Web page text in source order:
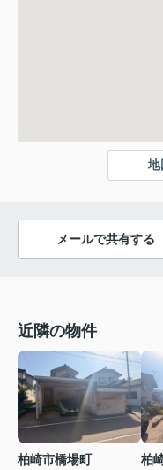
地
メールで共有する
近隣の物件
柏崎市橋場町
柏